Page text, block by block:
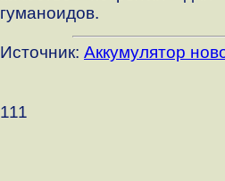
гуманоидов.
Источник: Аккумулятор
111